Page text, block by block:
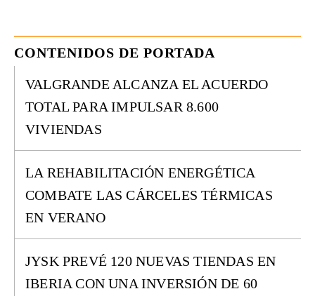
CONTENIDOS DE PORTADA
VALGRANDE ALCANZA EL ACUERDO
TOTAL PARA IMPULSAR 8.600
VIVIENDAS
LA REHABILITACIÓN ENERGÉTICA
COMBATE LAS CÁRCELES TÉRMICAS
EN VERANO
JYSK PREVÉ 120 NUEVAS TIENDAS EN
IBERIA CON UNA INVERSIÓN DE 60